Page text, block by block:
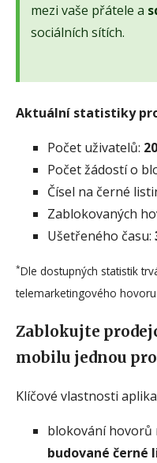
mezi vaše přátele a
sociálních sítích.
Aktuální statistiky
Počet uživatelů:
Počet žádostí o
Čísel na černé
Zablokovaných
Ušetřeného času:
*Dle dostupných statistik
telemarketingového
Zablokujte
mobilu jednou
Klíčové vlastnosti
blokování hovorů
budované černé